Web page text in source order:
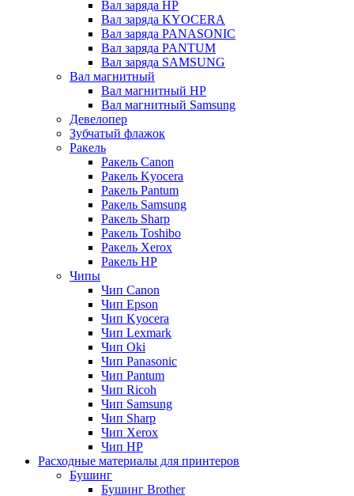
Вал заряда HP
Вал заряда KYOCERA
Вал заряда PANASONIC
Вал заряда PANTUM
Вал заряда SAMSUNG
Вал магнитный
Вал магнитный HP
Вал магнитный Samsung
Девелопер
Зубчатый флажок
Ракель
Ракель Canon
Ракель Kyocera
Ракель Pantum
Ракель Samsung
Ракель Sharp
Ракель Toshibo
Ракель Xerox
Ракель НР
Чипы
Чип Canon
Чип Epson
Чип Kyocera
Чип Lexmark
Чип Oki
Чип Panasonic
Чип Pantum
Чип Ricoh
Чип Samsung
Чип Sharp
Чип Xerox
Чип НР
Расходные материалы для принтеров
Бушинг
Бушинг Brother